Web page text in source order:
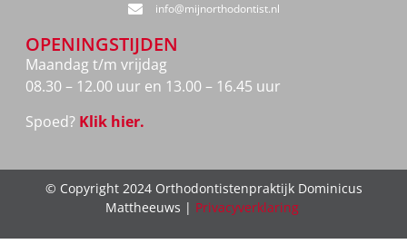
info@mijnorthodontist.nl
OPENINGSTIJDEN
Maandag t/m vrijdag
08.30 – 12.00 uur en 13.00 – 16.45 uur
Spoed? Klik hier.
© Copyright 2024 Orthodontistenpraktijk Dominicus
Mattheeuws | Privacyverklaring